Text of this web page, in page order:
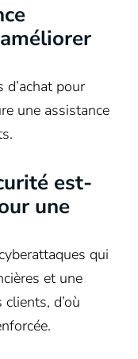
pour
une assistance
est-
une
qui
et une
d’où